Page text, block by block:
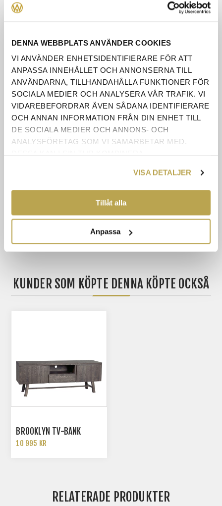
DENNA WEBBPLATS ANVÄNDER COOKIES
VI ANVÄNDER ENHETSIDENTIFIERARE FÖR ATT
ANPASSA INNEHÅLLET OCH ANNONSERNA TILL
ANVÄNDARNA, TILLHANDAHÅLLA FUNKTIONER FÖR
SOCIALA MEDIER OCH ANALYSERA VÅR TRAFIK. VI
VIDAREBEFORDRAR ÄVEN SÅDANA IDENTIFIERARE
OCH ANNAN INFORMATION FRÅN DIN ENHET TILL
DE SOCIALA MEDIER OCH ANNONS- OCH
ANALYSFÖRETAG SOM VI SAMARBETAR MED.
DU HAR TILLHANDAHÅLLIT ELLER SOM DE HAR
SAMLAT IN NÄR DU HAR ANVÄNT DERAS
VISA DETALJER
Tillåt alla
Anpassa
BREDD 82cm
DJUP 40cm
HÖJD 185cm
SOM
KUNDER SOM KÖPTE DENNA KÖPTE OCKSÅ
BROOKLYN TV-BÄNK
10 995 KR
RELATERADE PRODUKTER